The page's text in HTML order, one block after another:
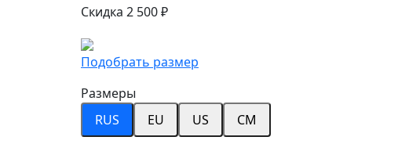
Скидка 2 500 ₽
Подобрать размер
Размеры
RUS
EU US CM